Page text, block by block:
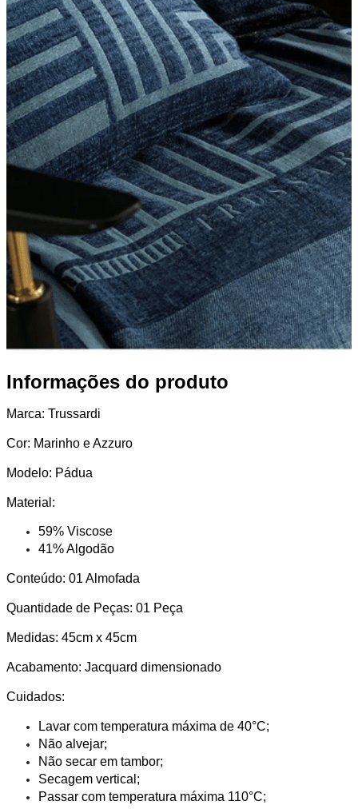
Informações do produto
Marca: Trussardi
Cor: Marinho e Azzuro
Modelo: Pádua
Material:
59% Viscose
41% Algodão
Conteúdo: 01 Almofada
Quantidade de Peças: 01 Peça
Medidas: 45cm x 45cm
Acabamento: Jacquard dimensionado
Cuidados:
Lavar com temperatura máxima de 40°C;
Não alvejar;
Não secar em tambor;
Secagem vertical;
Passar com temperatura máxima 110°C;